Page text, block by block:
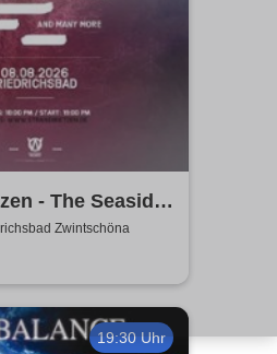
- The Seaside
Zwintschöna
19:30 Uhr